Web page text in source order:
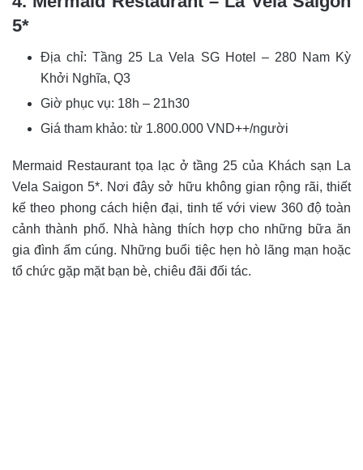
5*
Địa chỉ: Tầng 25 La Vela SG Hotel – 280 Nam Kỳ
Khởi Nghĩa, Q3
Giờ phục vụ: 18h – 21h30
Giá tham khảo: từ 1.800.000 VND++/người
Mermaid Restaurant tọa lạc ở tầng 25 của Khách sạn La
Vela Saigon 5*. Nơi đây sở hữu không gian rộng rãi, thiết
kế theo phong cách hiện đại, tinh tế với view 360 độ toàn
cảnh thành phố. Nhà hàng thích hợp cho những bữa ăn
gia đình ấm cúng. Những buổi tiệc hẹn hò lãng mạn hoặc
tổ chức gặp mặt bạn bè, chiêu đãi đối tác.